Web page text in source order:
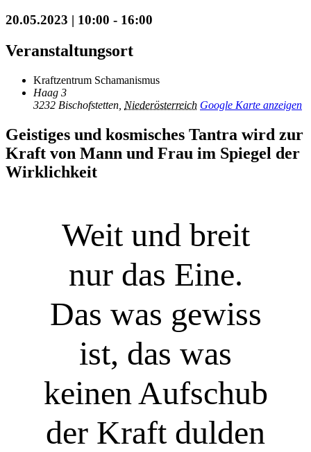
20.05.2023 | 10:00 - 16:00
Veranstaltungsort
Kraftzentrum Schamanismus
Haag 3
3232 Bischofstetten Niederösterreich Google Karte anzeigen
Geistiges und kosmisches Tantra wird zur
Kraft von Mann und Frau im Spiegel der
Wirklichkeit
Weit und breit
nur das Eine.
Das was gewiss
ist, das was
keinen Aufschub
der Kraft dulden